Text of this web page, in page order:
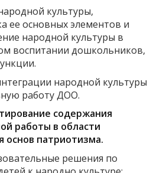
культуры,
ее основных элементов и
народной культуры в
воспитании дошкольников,
народной культуры
работу ДОО.
содержания
работы в области
основ патриотизма.
решения по